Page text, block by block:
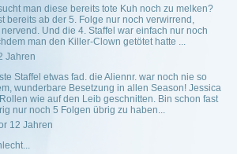
man diese bereits tote Kuh noch zu melken?
bereits ab der 5. Folge nur noch verwirrend,
Und die 4. Staffel war einfach nur noch
man den Killer-Clown getötet hatte ...
Jahren
Staffel etwas fad. die Aliennr. war noch nie so
wunderbare Besetzung in allen Season! Jessica
wie auf den Leib geschnitten. Bin schon fast
nur noch 5 Folgen übrig zu haben...
12 Jahren